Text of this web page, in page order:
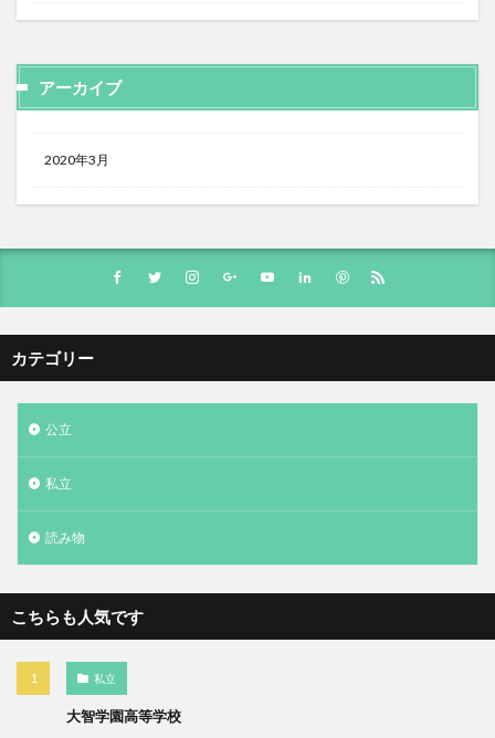
アーカイブ
2020年3月
カテゴリー
公立
私立
読み物
こちらも人気です
私立
大智学園高等学校